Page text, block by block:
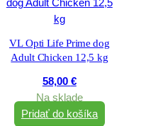
VL Opti Life Prime dog
Adult Chicken 12,5 kg
58,00 €
Na sklade
Pridať do košíka